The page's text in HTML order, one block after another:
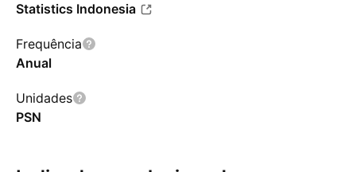
Statistics Indonesia
Frequência
Anual
Unidades
PSN